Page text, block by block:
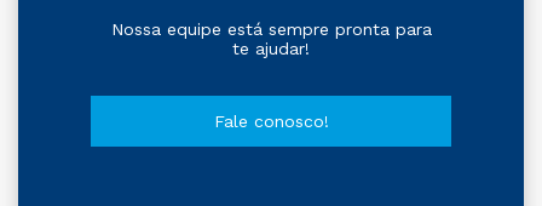
Nossa equipe está sempre pronta para
te ajudar!
Fale conosco!